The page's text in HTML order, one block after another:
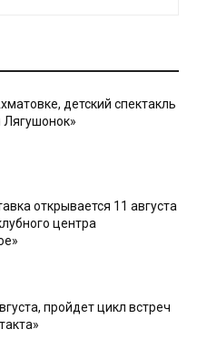
детский спектакль
Лягушонок»
открывается 11 августа
центра
пройдет цикл встреч